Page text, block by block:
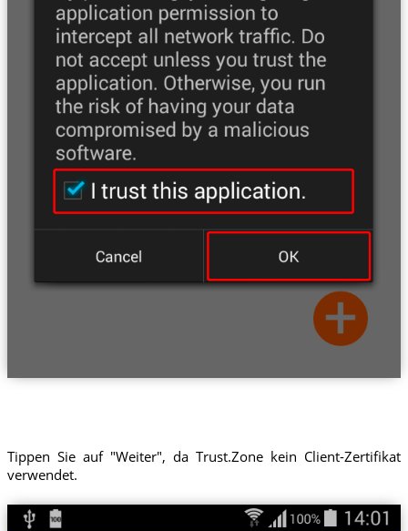
Tippen Sie auf "Weiter", da Trust.Zone kein Client-Zertifikat
verwendet.